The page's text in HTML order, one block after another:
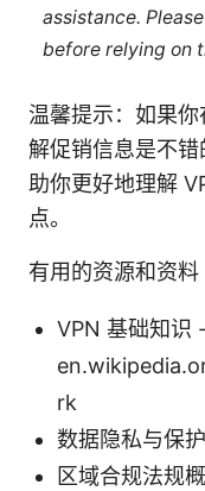
assistance.
before relying on
温馨提示：如果
解促销信息是不
助你更好地理解
点。
有用的资源和资料
VPN 基础知识 -
rk
数据隐私与保
区域合规法规